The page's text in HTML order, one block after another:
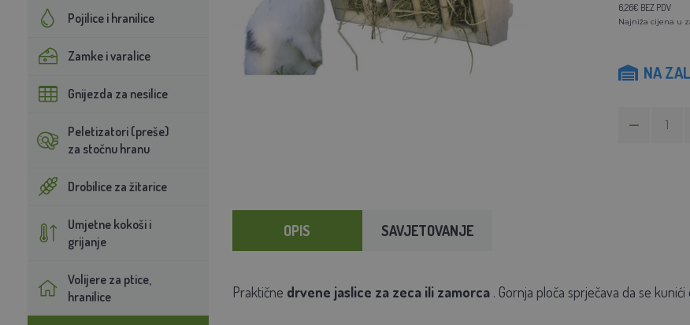
Pojilice i hranilice
Zamke i varalice
Gnijezda za nesilice
Peletizatori (preše)
za stočnu hranu
Drobilice za žitarice
Umjetne kokoši i
grijanje
Volijere za ptice,
hranilice
6,26€ BEZ PDV
Najniža cijena u
NA
OPIS SAVJETOVANJE
Praktične drvene jaslice za zeca ili zamorca. Gornja ploča sprječava da se